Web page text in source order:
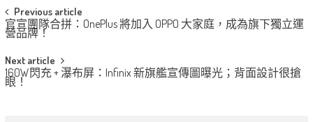
Post
navigation
Previous article
官宣團隊合拼：OnePlus 將加入 OPPO 大家庭，成為旗下獨立運
營品牌！
Next article
160W閃充 + 瀑布屏：Infinix 新旗艦宣傳圖曝光；背面設計很搶
眼！